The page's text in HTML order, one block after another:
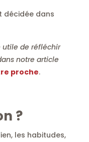
décidée dans
utile de réfléchir
notre article
proche.
?
les habitudes,